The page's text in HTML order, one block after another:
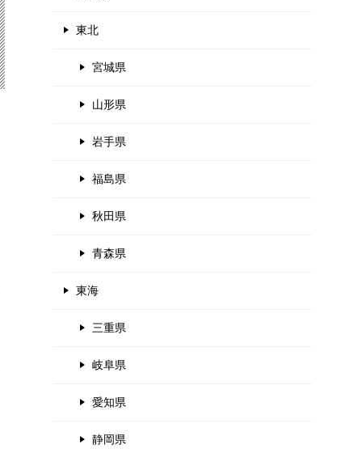
東北
宮城県
山形県
岩手県
福島県
秋田県
青森県
東海
三重県
岐阜県
愛知県
静岡県